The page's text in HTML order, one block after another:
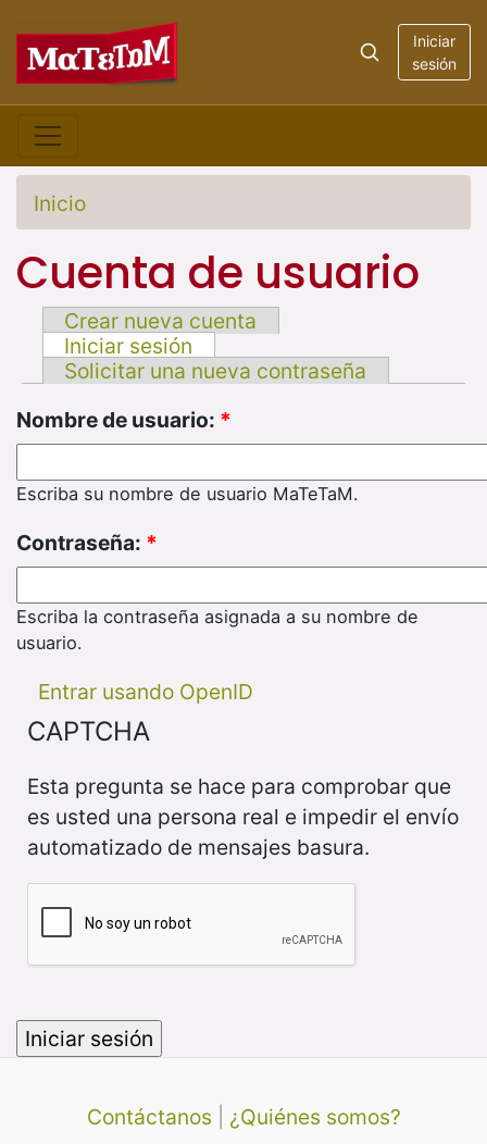
Iniciar
sesión
Inicio
Cuenta de usuario
Crear nueva cuenta
Iniciar sesión
Solicitar una nueva contraseña
Nombre de usuario: *
Escriba su nombre de usuario MaTeTaM.
Contraseña: *
Escriba la contraseña asignada a su nombre de
usuario.
Entrar usando OpenID
CAPTCHA
Esta pregunta se hace para comprobar que
es usted una persona real e impedir el envío
automatizado de mensajes basura.
Contáctanos
¿Quiénes somos?